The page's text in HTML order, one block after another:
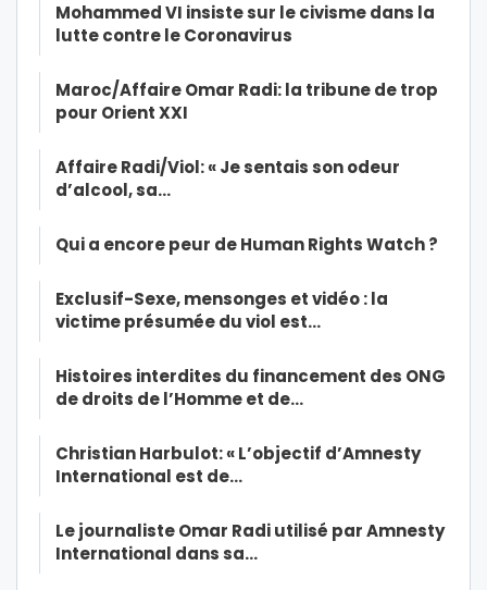
Mohammed VI insiste sur le civisme dans la
lutte contre le Coronavirus
Maroc/Affaire Omar Radi: la tribune de trop
pour Orient XXI
Affaire Radi/Viol: « Je sentais son odeur
d’alcool, sa…
Qui a encore peur de Human Rights Watch ?
Exclusif-Sexe, mensonges et vidéo : la
victime présumée du viol est…
Histoires interdites du financement des ONG
de droits de l’Homme et de…
Christian Harbulot: « L’objectif d’Amnesty
International est de…
Le journaliste Omar Radi utilisé par Amnesty
International dans sa…